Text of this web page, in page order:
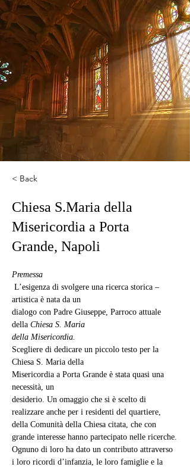
< Back
Chiesa S.Maria della
Misericordia a Porta
Grande, Napoli
Premessa
artistica è nata da un
dialogo con Padre Giuseppe, Parroco attuale
della Chiesa S. Maria
della Misericordia.
Scegliere di dedicare un piccolo testo per la
Chiesa S. Maria della
Misericordia a Porta Grande è stata quasi una
necessità, un
desiderio. Un omaggio che si è scelto di
realizzare anche per i residenti del quartiere,
della Comunità della Chiesa citata, che con
grande interesse hanno partecipato nelle ricerche.
Ognuno di loro ha dato un contributo attraverso
i loro ricordi d’infanzia, le loro famiglie e la